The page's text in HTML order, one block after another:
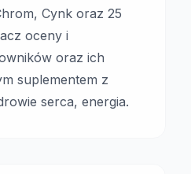
Cynk oraz 25
oceny i
oraz ich
suplementem z
serca, energia.